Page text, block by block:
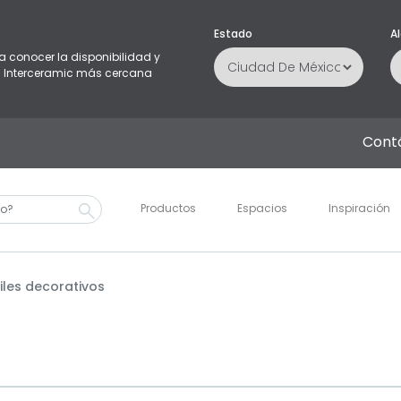
Estado
conocer la disponibilidad y
Interceramic más cercana
Productos Espacios Inspiración
decorativos